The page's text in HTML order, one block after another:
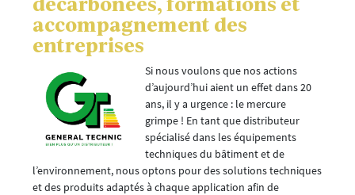
accompagnement des
entreprises
Si nous voulons que nos actions
d’aujourd’hui aient un effet dans 20
ans, il y a urgence : le mercure
grimpe ! En tant que distributeur
spécialisé dans les équipements
techniques du bâtiment et de
l’environnement, nous optons pour des solutions techniques
et des produits adaptés à chaque application afin de